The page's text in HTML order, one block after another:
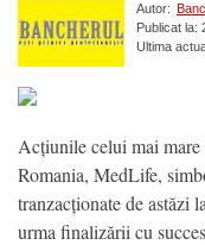
Autor:
Publicat la:
Ultima
Acțiunile celui mai
Romania, MedLife,
tranzacționate de
urma finalizării cu